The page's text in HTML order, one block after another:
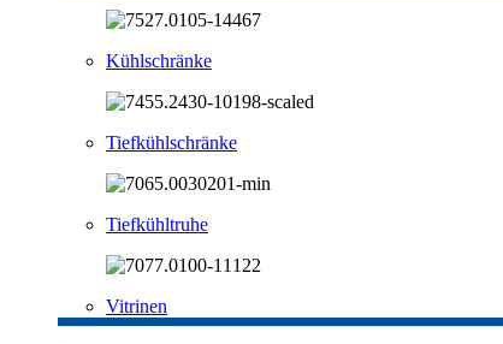
Kühlschränke
Tiefkühlschränke
Tiefkühltruhe
Vitrinen